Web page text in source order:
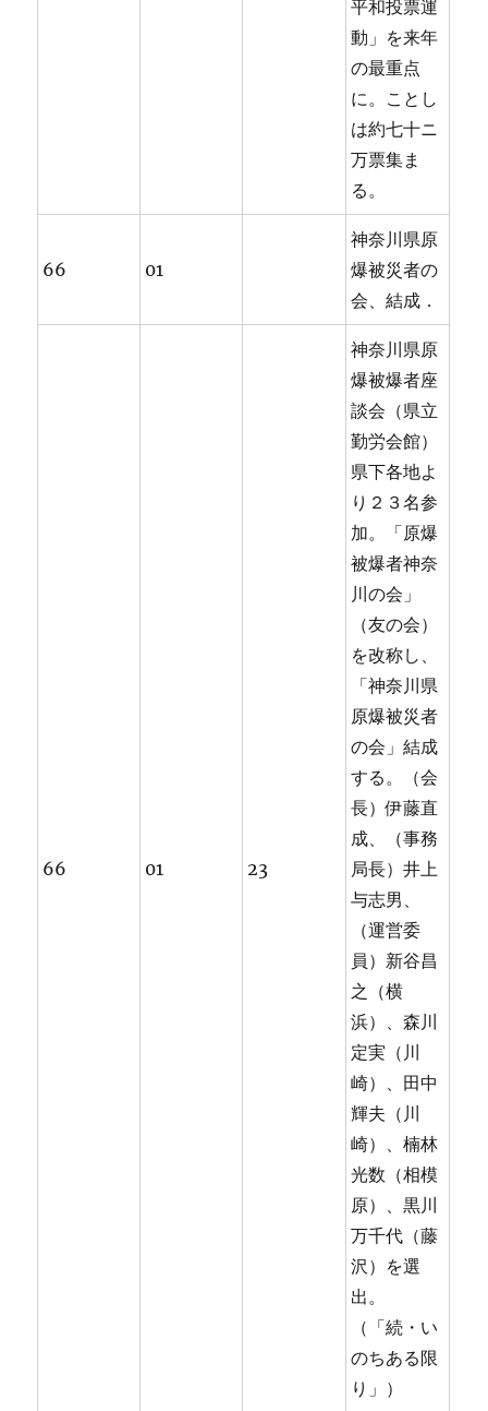
平和投票運
動」を来年
の最重点
に。ことし
は約七十ニ
万票集ま
る。
66 01
神奈川県原
爆被災者の
会、結成．
66 01 23
神奈川県原
爆被爆者座
談会（県立
勤労会館）
県下各地よ
り２３名参
加。「原爆
被爆者神奈
川の会」
（友の会）
を改称し、
「神奈川県
原爆被災者
の会」結成
する。（会
長）伊藤直
成、（事務
局長）井上
与志男、
（運営委
員）新谷昌
之（横
浜）、森川
定実（川
崎）、田中
輝夫（川
崎）、楠林
光数（相模
原）、黒川
万千代（藤
沢）を選
出。
（「続・い
のちある限
り」）